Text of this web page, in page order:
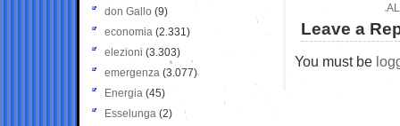
Leave a
You must be
don Gallo (9)
economia (2.331)
elezioni (3.303)
emergenza (3.077)
Energia (45)
Esselunga (2)